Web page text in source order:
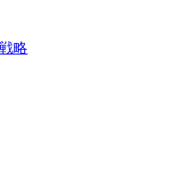
略